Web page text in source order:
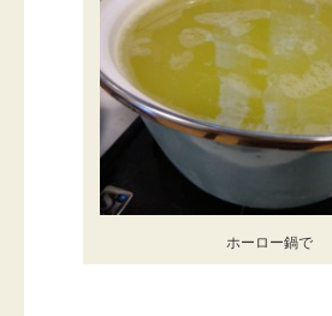
ホーロー鍋で